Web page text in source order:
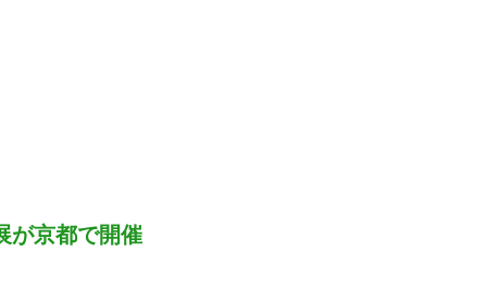
が京都で開催